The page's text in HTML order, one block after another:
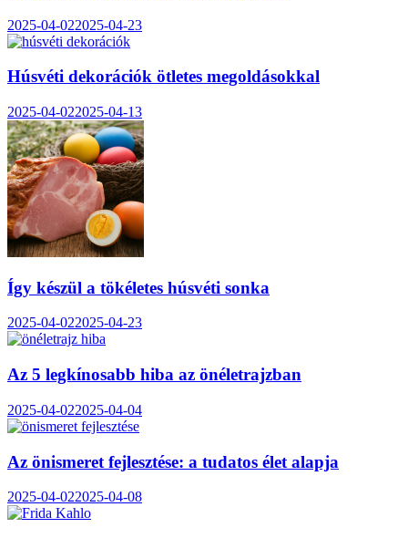
2025-04-022025-04-23
Húsvéti dekorációk ötletes megoldásokkal
2025-04-022025-04-13
Így készül a tökéletes húsvéti sonka
2025-04-022025-04-23
Az 5 legkínosabb hiba az önéletrajzban
2025-04-022025-04-04
Az önismeret fejlesztése: a tudatos élet alapja
2025-04-022025-04-08